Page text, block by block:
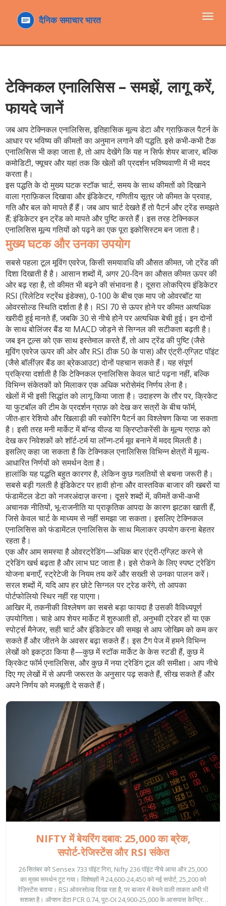
टॉगल
टेक्निकल एनालिसिस – समझें, लागू करें,
फायदे जानें
जब आपटेक्निकल एनालिसिस,इतिहासिक मूल्य डेटा और ग्राफ़िकल पैटर्न के
आधार पर भविष्य की कीमतों का अनुमान लगाने की पद्धति. इसे कभी‑कभीटैक
एनालिसिसभी कहा जाता है, तो आप देखेंगे कि यह न सिर्फ शेयर बाजार, बल्कि
कमोडिटी, फ्यूचर और यहां तक कि खेलों की प्रदर्शन भविष्यवाणी में भी मदद
करता है।
इस पद्धति के दो मुख्य घटकस्टॉक चार्ट,समय के साथ कीमतों को दिखाने
वाला ग्राफ़िकल दिखावाऔरइंडिकेटर,गणितीय सूत्र जो कीमत के प्रवाह,
गति और बल को मापते हैंहैं। जब आप चार्ट देखते हैं तो पैटर्न और ट्रेंड समझते
हैं; इंडिकेटर इन ट्रेंड को मापते और पुष्टि करते हैं। इस तरहटेक्निकल
एनालिसिसमूल्य गतियों को पढ़ने का एक पूरा इकोसिस्टम बन जाता है।
मुख्य घटक और उनका उपयोग
सबसे पहला टूलमूविंग एवरेज,किसी समयावधि की औसत कीमत, जो ट्रेंड की
दिशा दिखाती हैहै। आसान शब्दों में, अगर 20‑दिन का औसत कीमत ऊपर की
ओर बढ़ रहा है, तो कीमत भी बढ़ने की संभावना है। दूसरा लोकप्रिय इंडिकेटर
RSI (रिलेटिव स्ट्रेंथ इंडेक्स),0‑100 के बीच एक माप जो ओवरबॉट या
ओवरसोल्ड स्थिति दर्शाता हैहै। RSI 70 से ऊपर होने पर कीमत अत्यधिक
खरीदी हुई मानते हैं, जबकि 30 से नीचे होने पर अत्यधिक बेची हुई। इन दोनों
के साथबोलिंजर बैंडया MACDजोड़ने से सिग्नल की सटीकता बढ़ती है।
जब इन टूल्स को एक साथ इस्तेमाल करते हैं, तो आपट्रेंड की पुष्टि(जैसे
मूविंग एवरेज ऊपर की ओर और RSI ठीक 50 के पास) औरएंट्री‑एग्ज़िट पॉइंट
(जैसे बॉलींज़र बैंड का ब्रेकआउट) दोनों पहचान सकते हैं। यह संपूर्ण
प्रक्रिया दर्शाती है किटेक्निकल एनालिसिसकेवल चार्ट पढ़ना नहीं, बल्कि
विभिन्न संकेतकों को मिलाकर एक अधिक भरोसेमंद निर्णय लेना है।
खेलों में भी इसी सिद्धांत को लागू किया जाता है। उदाहरण के तौर पर, क्रिकेट
या फुटबॉल की टीम के प्रदर्शन ग्राफ़ को देख कर सत्रों के बीच फॉर्म,
जीत‑हार रेशियो और खिलाड़ी की स्कोरिंग पैटर्न का विश्लेषण किया जा सकता
है। इसी तरह मनी मार्केट में बॉन्ड यील्ड या क्रिप्टोकरेंसी के मूल्य ग्राफ़ को
देख कर निवेशकों को शॉर्ट‑टर्म या लॉन्ग‑टर्म मूव बनाने में मदद मिलती है।
इसलिए कहा जा सकता है किटेक्निकल एनालिसिस विभिन्न क्षेत्रों में मूल्य-
आधारित निर्णयों को समर्थन देता है ।
हालांकि यह पद्धति बहुत कारगर है, लेकिन कुछ गलतियों से बचना जरूरी है।
सबसे बड़ी गलती हैइंडिकेटर पर हावी होनाऔर वास्तविक बाजार की खबरों या
फंडामेंटल डेटा को नजरअंदाज़ करना। दूसरे शब्दों में, कीमतें कभी‑कभी
अचानक नीतियों, भू‑राजनीति या प्राकृतिक आपदा के कारण झटका खाती हैं,
जिसे केवल चार्ट के माध्यम से नहीं समझा जा सकता। इसलिए टेक्निकल
एनालिसिस को फंडामेंटल एनालिसिस के साथ मिलाकर उपयोग करना बेहतर
रहता है।
एक और आम समस्या हैओवरट्रेडिंग—अधिक बार एंट्री‑एग्ज़िट करने से
ट्रेडिंग खर्च बढ़ता है और लाभ घट जाता है। इसे रोकने के लिए स्पष्ट ट्रेडिंग
योजना बनाएँ, स्ट्रेटेजी के नियम तय करें और सख्ती से उनका पालन करें।
सरल शब्दों में, यदि आप हर छोटे सिग्नल पर ट्रेड करेंगे, तो आपका
पोर्टफोलियो स्थिर नहीं रह पाएगा।
आखिर में, तकनीकी विश्लेषण का सबसे बड़ा फायदा है उसकी वैविध्यपूर्ण
उपयोगिता। चाहे आप शेयर मार्केट में शुरुआती हों, अनुभवी ट्रेडर हों या एक
स्पोर्ट्स मैनेजर, सही चार्ट और इंडिकेटर की समझ से आप जोखिम को कम कर
सकते हैं और जीतने के अवसर बढ़ा सकते हैं। इस टैग पेज में हमने विभिन्न
लेखों को इकट्ठा किया है—कुछ में स्टॉक मार्केट के केस स्टडी हैं, कुछ में
क्रिकेट फॉर्म एनालिसिस, और कुछ में नया ट्रेडिंग टूल की समीक्षा। आप नीचे
दिए गए लेखों में से अपनी जरूरत के अनुसार पढ़ सकते हैं, सीख सकते हैं और
अपने निर्णय को मजबूती दे सकते हैं।
NIFTY में बेयरिंग दबाव: 25,000 का ब्रेक,
सपोर्ट‑रेजिस्टेंस और RSI संकेत
26 सितंबर को Sensex 733 पॉइंट गिरा, Nifty 236 पॉइंट नीचे आया और 25,000
का मुख्य समर्थन टूट गया। विशेषज्ञों ने 24,600‑24,450 को नई सपोर्ट, 25,200 को
रेज़िस्टेंस बताया। RSI ओवरसोल्ड दिखा रहा है, पर बाजार में बेचने वाली ताकत अभी भी
सशक्त है। ऑप्शन डेटा PCR 0.74, पुट‑OI 24,900‑25,000 के आसपास केन्द्रित